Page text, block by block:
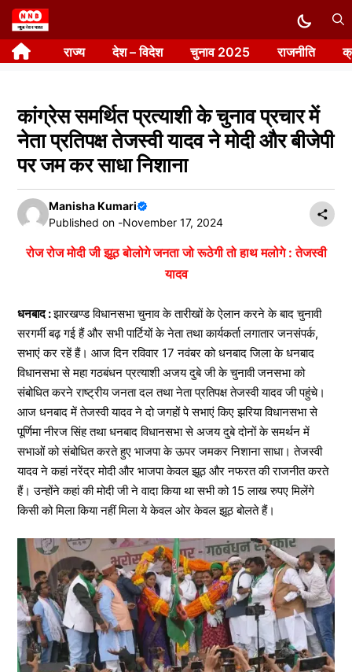
Skip
to
content राज्य देश – विदेश चुनाव 2025 राजनीति
कांग्रेस समर्थित प्रत्याशी के चुनाव प्रचार में
नेता प्रतिपक्ष तेजस्वी यादव ने मोदी और बीजेपी
पर जम कर साधा निशाना
Manisha Kumari
Published on -November 17, 2024
रोज रोज मोदी जी झूठ बोलोगे जनता जो रूठेगी तो हाथ मलोगे : तेजस्वी
यादव
धनबाद :झारखण्ड विधानसभा चुनाव के तारीखों के ऐलान करने के बाद चुनावी
सरगर्मी बढ़ गई हैं और सभी पार्टियों के नेता तथा कार्यकर्ता लगातार जनसंपर्क,
सभाएं कर रहें हैं। आज दिन रविवार 17 नवंबर को धनबाद जिला के धनबाद
विधानसभा से महा गठबंधन प्रत्याशी अजय दुबे जी के चुनावी जनसभा को
संबोधित करने राष्ट्रीय जनता दल तथा नेता प्रतिपक्ष तेजस्वी यादव जी पहुंचे।
आज धनबाद में तेजस्वी यादव ने दो जगहों पे सभाएं किए झरिया विधानसभा से
पूर्णिमा नीरज सिंह तथा धनबाद विधानसभा से अजय दुबे दोनों के समर्थन में
सभाओं को संबोधित करते हुए भाजपा के ऊपर जमकर निशाना साधा। तेजस्वी
यादव ने कहां नरेंद्र मोदी और भाजपा केवल झूठ और नफरत की राजनीत करते
हैं। उन्होंने कहां की मोदी जी ने वादा किया था सभी को 15 लाख रुपए मिलेंगे
किसी को मिला किया नहीं मिला ये केवल ओर केवल झूठ बोलते हैं।